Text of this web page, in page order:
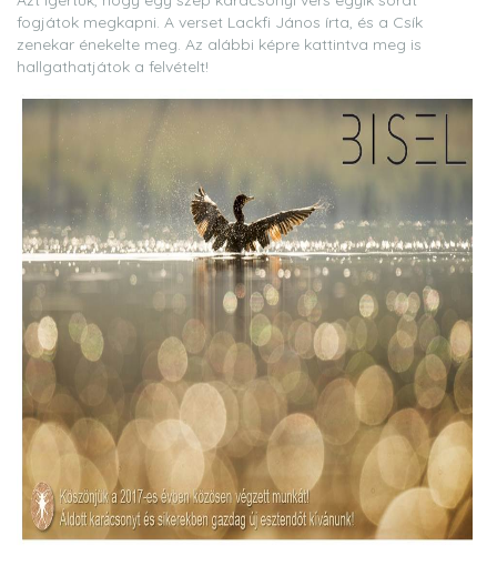
fogjátok megkapni. A verset Lackfi János írta, és a Csík
zenekar énekelte meg. Az alábbi képre kattintva meg is
hallgathatjátok a felvételt!